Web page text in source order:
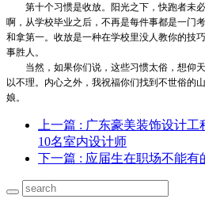
第十个习惯是收放。阳光之下，快跑者未必
啊，从学校毕业之后，不再是每件事都是一门
和拿第一。收放是一种在学校里没人教你的技
事胜人。
当然，如果你们说，这些习惯太俗，想仰天
以不理。内心之外，我祝福你们找到不世俗的
娘。
上一篇 : 广东豪美装饰设计
10名室内设计师
下一篇 : 应届生在职场不能有